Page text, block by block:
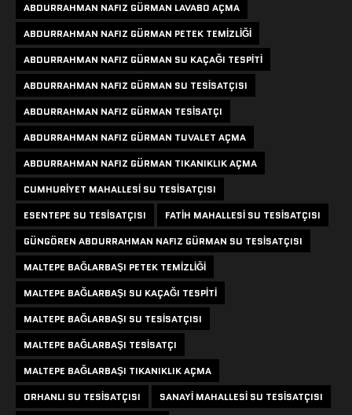
ABDURRAHMAN NAFIZ GÜRMAN LAVABO AÇMA
ABDURRAHMAN NAFIZ GÜRMAN PETEK TEMIZLIĞI
ABDURRAHMAN NAFIZ GÜRMAN SU KAÇAĞI TESPITI
ABDURRAHMAN NAFIZ GÜRMAN SU TESISATÇISI
ABDURRAHMAN NAFIZ GÜRMAN TESISATÇI
ABDURRAHMAN NAFIZ GÜRMAN TUVALET AÇMA
ABDURRAHMAN NAFIZ GÜRMAN TIKANIKLIK AÇMA
CUMHURIYET MAHALLESI SU TESISATÇISI
ESENTEPE SU TESISATÇISI
FATIH MAHALLESI SU TESISATÇISI
GÜNGÖREN ABDURRAHMAN NAFIZ GÜRMAN SU TESISATÇISI
MALTEPE BAĞLARBAŞI PETEK TEMIZLIĞI
MALTEPE BAĞLARBAŞI SU KAÇAĞI TESPITI
MALTEPE BAĞLARBAŞI SU TESISATÇISI
MALTEPE BAĞLARBAŞI TESISATÇI
MALTEPE BAĞLARBAŞI TIKANIKLIK AÇMA
ORHANLI SU TESISATÇISI
SANAYI MAHALLESI SU TESISATÇISI